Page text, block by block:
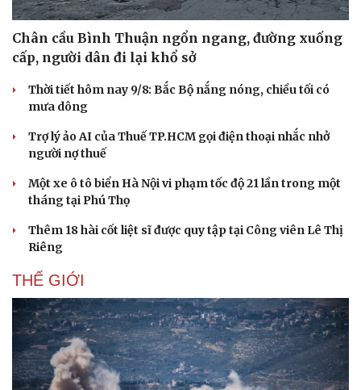
Chân cầu Bình Thuận ngổn ngang, đường xuống
cấp, người dân đi lại khổ sở
Thời tiết hôm nay 9/8: Bắc Bộ nắng nóng, chiều tối có
mưa dông
Trợ lý ảo AI của Thuế TP.HCM gọi điện thoại nhắc nhở
người nợ thuế
Một xe ô tô biển Hà Nội vi phạm tốc độ 21 lần trong một
tháng tại Phú Thọ
Thêm 18 hài cốt liệt sĩ được quy tập tại Công viên Lê Thị
Riêng
THẾ GIỚI